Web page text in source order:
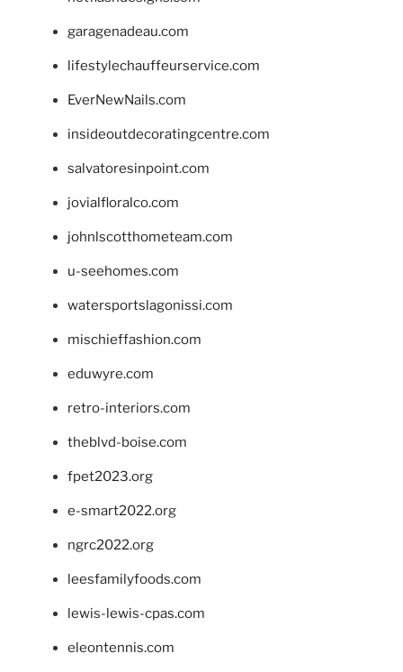
garagenadeau.com
lifestylechauffeurservice.com
EverNewNails.com
insideoutdecoratingcentre.com
salvatoresinpoint.com
jovialfloralco.com
johnlscotthometeam.com
u-seehomes.com
watersportslagonissi.com
mischieffashion.com
eduwyre.com
retro-interiors.com
theblvd-boise.com
fpet2023.org
e-smart2022.org
ngrc2022.org
leesfamilyfoods.com
lewis-lewis-cpas.com
eleontennis.com